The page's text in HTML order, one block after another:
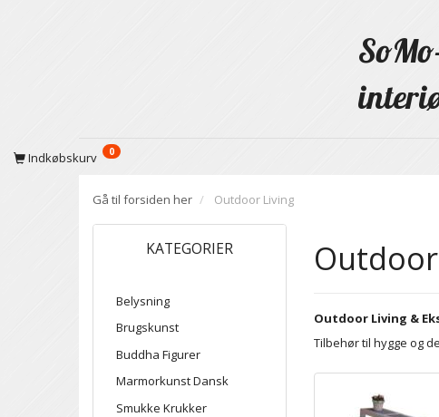
Indkøbskurv 0
Gå til forsiden her Outdoor Living
KATEGORIER
Belysning
Brugskunst
Buddha Figurer
Marmorkunst Dansk
Smukke Krukker
Outdoor Living &
Tilbehør til hygge og